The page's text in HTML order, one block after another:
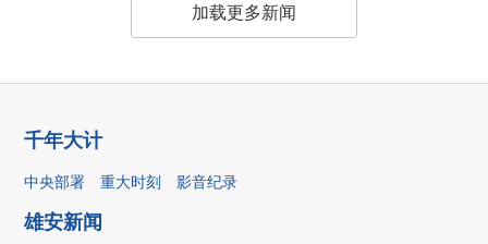
加载更多新闻
千年大计
中央部署 重大时刻 影音纪录
雄安新闻